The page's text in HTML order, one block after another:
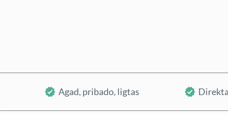
Agad, pribado, ligtas